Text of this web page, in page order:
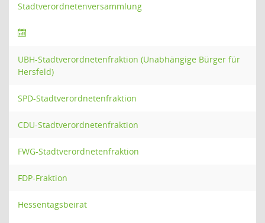
Stadtverordnetenversammlung
UBH-Stadtverordnetenfraktion (Unabhängige Bürger für
Hersfeld)
SPD-Stadtverordnetenfraktion
CDU-Stadtverordnetenfraktion
FWG-Stadtverordnetenfraktion
FDP-Fraktion
Hessentagsbeirat